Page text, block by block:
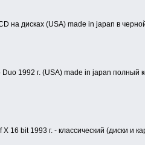
на дисках (USA) made in japan в
Duo 1992 г. (USA) made in japan полный
X 16 bit 1993 г. - классический (диски и